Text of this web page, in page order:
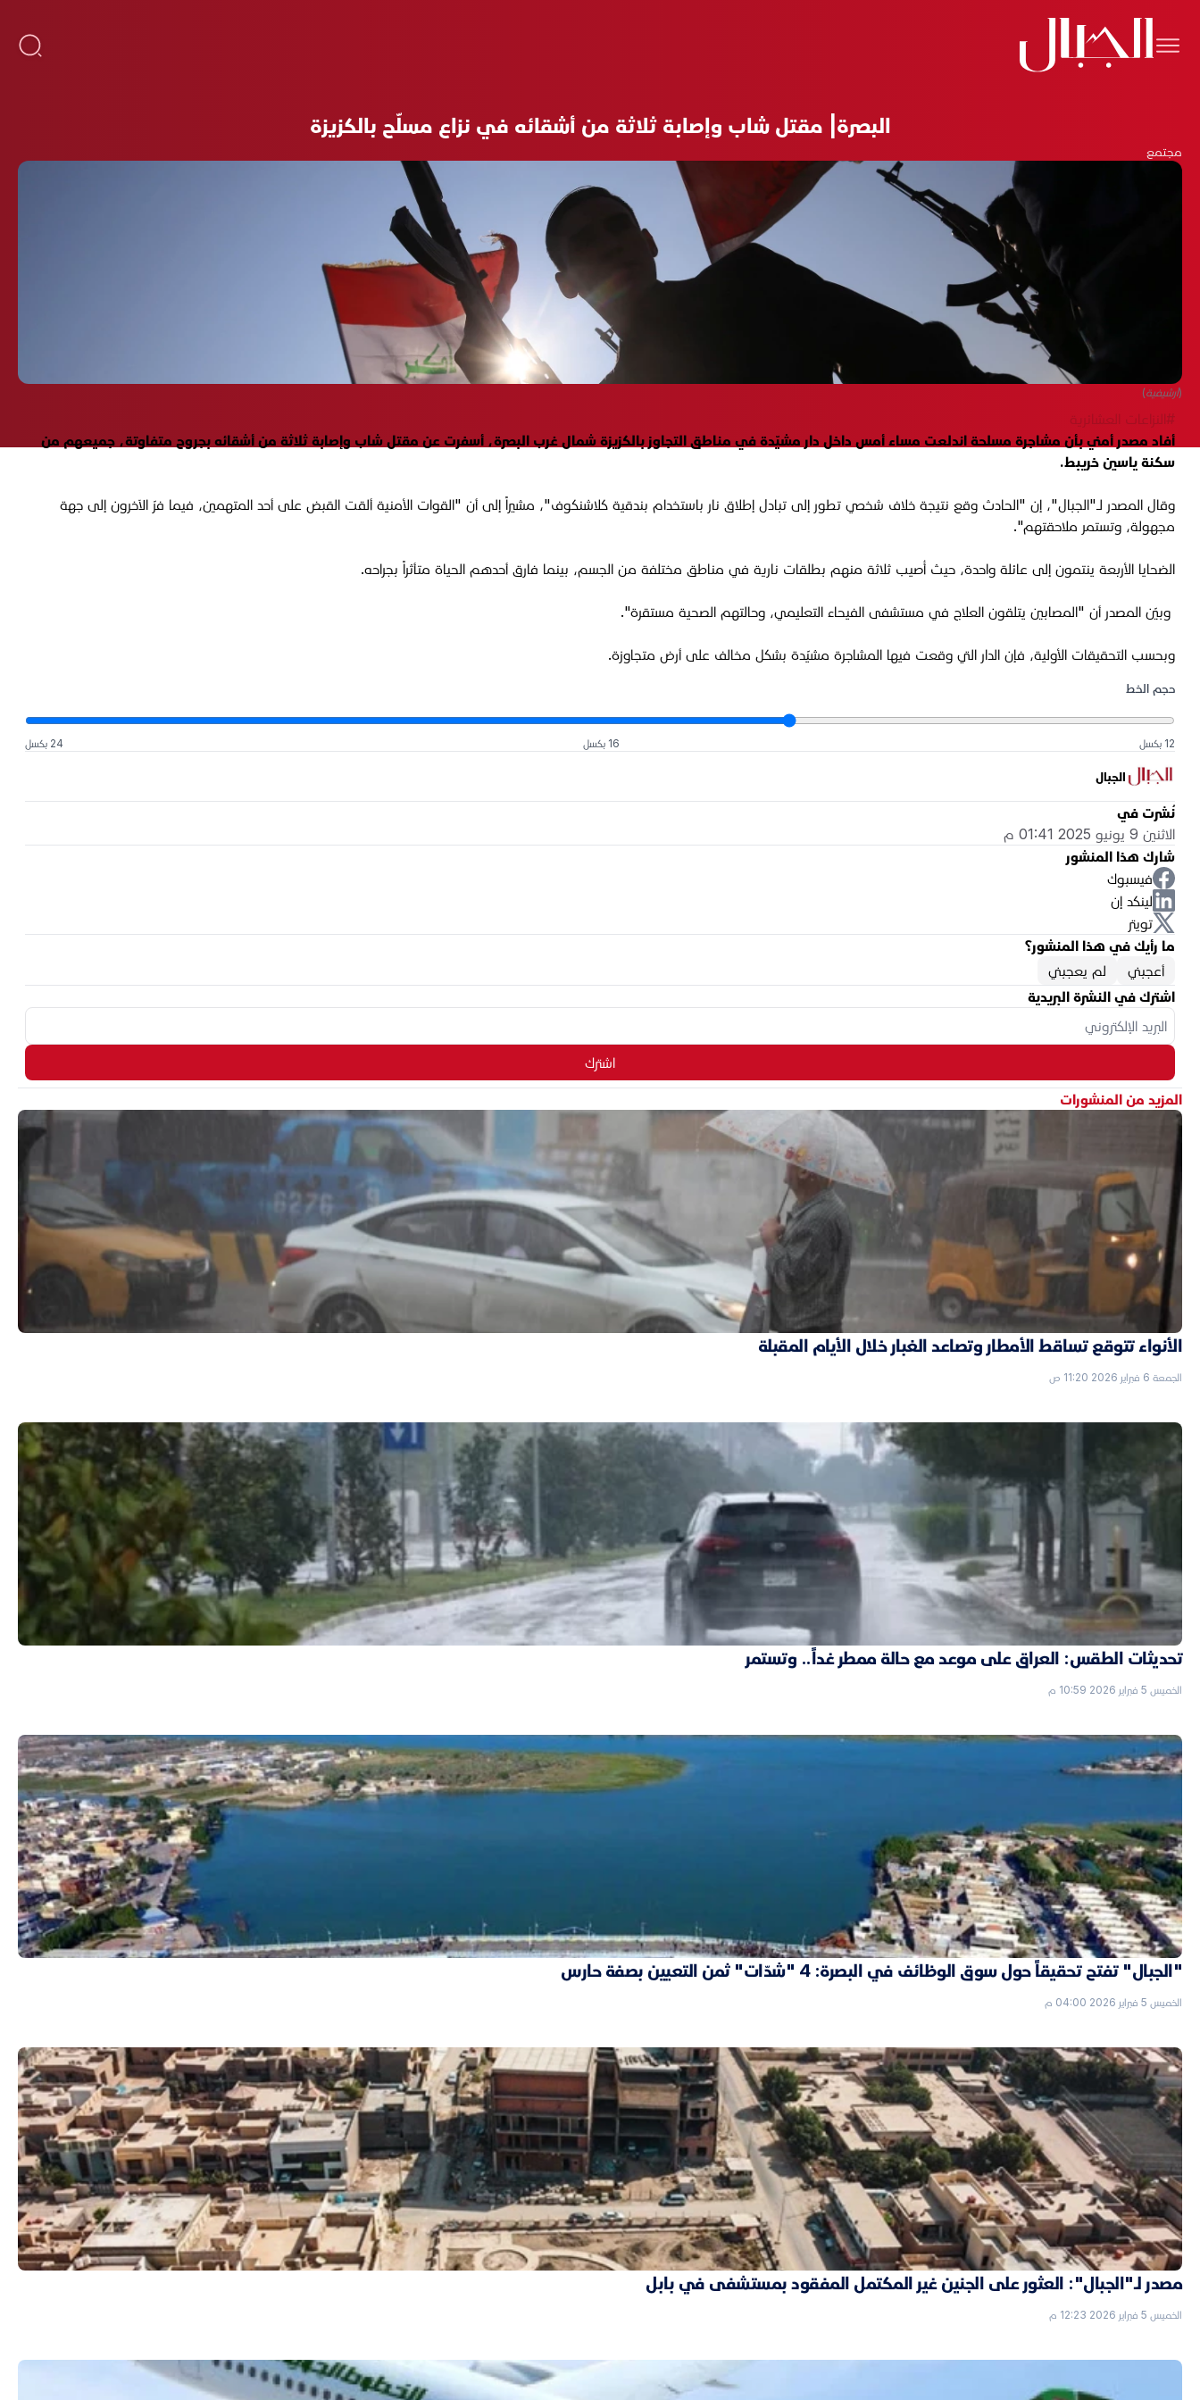
البصرة| مقتل شاب وإصابة ثلاثة من أشقائه في نزاع مسلّح بالكزيزة
مجتمع
(أرشيفية)
#النزاعات العشائرية
أفاد مصدر أمني بأن مشاجرة مسلحة اندلعت مساء أمس داخل دار مشيّدة في مناطق التجاوز بالكزيزة شمال غرب البصرة، أسفرت عن مقتل شاب وإصابة ثلاثة من أشقائه بجروح متفاوتة، جميعهم من
سكنة ياسين خريبط.
وقال المصدر لـ"الجبال"، إن "الحادث وقع نتيجة خلاف شخصي تطور إلى تبادل إطلاق نار باستخدام بندقية كلاشنكوف"، مشيراً إلى أن "القوات الأمنية ألقت القبض على أحد المتهمين، فيما فرّ الآخرون إلى جهة
مجهولة، وتستمر ملاحقتهم".
الضحايا الأربعة ينتمون إلى عائلة واحدة، حيث أُصيب ثلاثة منهم بطلقات نارية في مناطق مختلفة من الجسم، بينما فارق أحدهم الحياة متأثراً بجراحه.
وبيّن المصدر أن "المصابين يتلقون العلاج في مستشفى الفيحاء التعليمي، وحالتهم الصحية مستقرة".
وبحسب التحقيقات الأولية، فإن الدار التي وقعت فيها المشاجرة مشيّدة بشكل مخالف على أرض متجاوزة.
حجم الخط
12 بكسل 16 بكسل 24 بكسل
الجبال
نُشرت في
الاثنين 9 يونيو 2025 01:41 م
شارك هذا المنشور
فيسبوك
لينكد إن
تويتر
ما رأيك في هذا المنشور؟
أعجبني
لم يعجبني
اشترك في النشرة البريدية
اشترك
المزيد من المنشورات
الأنواء تتوقع تساقط الأمطار وتصاعد الغبار خلال الأيام المقبلة
الجمعة 6 فبراير 2026 11:20 ص
تحديثات الطقس: العراق على موعد مع حالة ممطر غداً.. وتستمر
الخميس 5 فبراير 2026 10:59 م
"الجبال" تفتح تحقيقاً حول سوق الوظائف في البصرة: 4 "شدّات" ثمن التعيين بصفة حارس
الخميس 5 فبراير 2026 04:00 م
مصدر لـ"الجبال": العثور على الجنين غير المكتمل المفقود بمستشفى في بابل
الخميس 5 فبراير 2026 12:23 م